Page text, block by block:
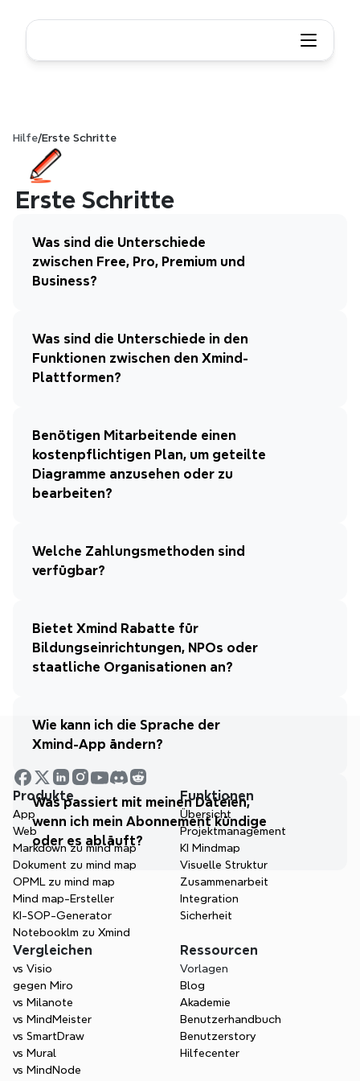
Hilfe/Erste Schritte
Erste Schritte
Was sind die Unterschiede
zwischen Free, Pro, Premium und
Business?
Was sind die Unterschiede in den
Funktionen zwischen den Xmind-
Plattformen?
Benötigen Mitarbeitende einen
kostenpflichtigen Plan, um geteilte
Diagramme anzusehen oder zu
bearbeiten?
Welche Zahlungsmethoden sind
verfügbar?
Bietet Xmind Rabatte für
Bildungseinrichtungen, NPOs oder
staatliche Organisationen an?
Wie kann ich die Sprache der
Xmind-App ändern?
Was passiert mit meinen Dateien,
wenn ich mein Abonnement kündige
oder es abläuft?
Produkte
App
Web
Markdown zu mind map
Dokument zu mind map
OPML zu mind map
Mind map-Ersteller
KI-SOP-Generator
Notebooklm zu Xmind
Funktionen
Übersicht
Projektmanagement
KI Mindmap
Visuelle Struktur
Zusammenarbeit
Integration
Sicherheit
Vergleichen
vs Visio
gegen Miro
vs Milanote
vs MindMeister
vs SmartDraw
vs Mural
vs MindNode
Ressourcen
Vorlagen
Blog
Akademie
Benutzerhandbuch
Benutzerstory
Hilfecenter